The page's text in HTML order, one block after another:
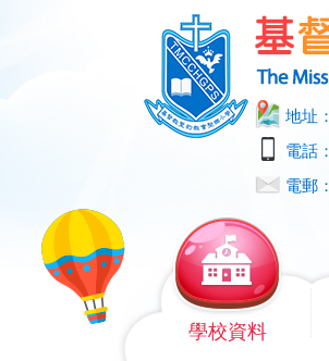
地址：
電話：
電郵：
學校資料